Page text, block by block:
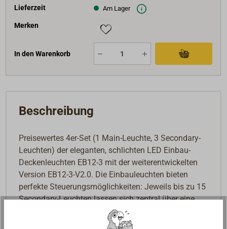
Lieferzeit Am Lager
Merken
In den Warenkorb
Beschreibung
Preisewertes 4er-Set (1 Main-Leuchte, 3 Secondary-
Leuchten) der eleganten, schlichten LED Einbau-
Deckenleuchten EB12-3 mit der weiterentwickelten
Version EB12-3-V2.0. Die Einbauleuchten bieten
perfekte Steuerungsmöglichkeiten: Jeweils bis zu 15
Secondary-Leuchten lassen sich zentral über eine
Main-Leuchte oder über das optionale
Steuerungsmodul LD-200 (ein separater Tast-